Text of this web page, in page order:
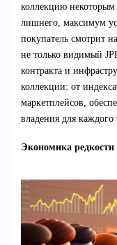
коллекцию некоторым
лишнего, максимум
покупатель смотрит
не только видимый
контракта и
коллекции: от
маркетплейсов,
владения для каждого
Экономика